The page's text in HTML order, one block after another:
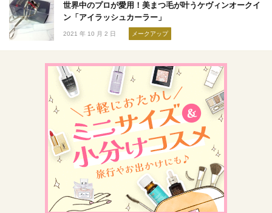
エイジングケア
フレグランス
ボディ＆ヘア
ライフスタイル
検索
世界中のプロが愛用！美まつ毛が叶うケヴィンオークイ
ン「アイラッシュカーラー」
2021 年 10 月 2 日 メークアップ